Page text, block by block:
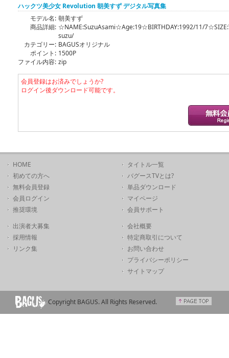
ハックツ美少女 Revolution 朝美すず デジタル写真集
モデル名: 朝美すず
商品詳細: ☆NAME:SuzuAsami☆Age:19☆BIRTHDAY:1992/11/
suzu/
カテゴリー: BAGUSオリジナル
ポイント: 1500P
ファイル内容: zip
会員登録はお済みでしょうか?
ログイン後ダウンロード可能です。
HOME
初めての方へ
無料会員登録
会員ログイン
推奨環境
タイトル一覧
バグースTVとは?
単品ダウンロード
マイページ
会員サポート
出演者大募集
採用情報
リンク集
会社概要
特定商取引について
お問い合わせ
プライバシーポリシー
サイトマップ
Copyright BAGUS. All Rights Reserved.